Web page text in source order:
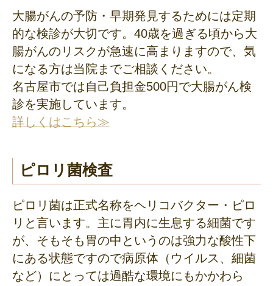
大腸がんの予防・早期発見するためには定期
的な検診が大切です。40歳を過ぎる頃から大
腸がんのリスクが急速に高まりますので、気
になる方は当院までご相談ください。
名古屋市では自己負担金500円で大腸がん検
診を実施しています。
詳しくはこちら
ピロリ菌検査
ピロリ菌は正式名称をヘリコバクター・ピロ
リと言います。主に胃内に生息する細菌です
が、そもそも胃の中というのは強力な酸性下
にある状態ですので病原体（ウイルス、細菌
など）にとっては過酷な環境にもかかわら